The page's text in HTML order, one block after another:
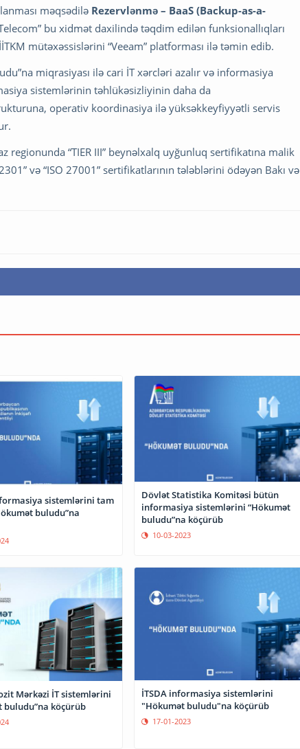
məqsədilə Rezervlənmə – BaaS (Backup-as-a-
bu xidmət daxilində təqdim edilən funksionallıqları
mütəxəssislərini “Veeam” platforması ilə təmin edib.
miqrasiyası ilə cari İT xərcləri azalır və informasiya
sistemlərinin təhlükəsizliyinin daha da
operativ koordinasiya ilə yüksəkkeyfiyyətli servis
regionunda “TIER III” beynəlxalq uyğunluq sertifikatına malik
və “ISO 27001” sertifikatlarının tələblərini ödəyən Bakı və
sistemlərini tam
buludu”na
Dövlət Statistika Komitəsi bütün
informasiya sistemlərini “Hökumət
buludu”na köçürüb
10-03-2023
Mərkəzi İT sistemlərini
buludu”na köçürüb
İTSDA informasiya sistemlərini
"Hökumət buludu"na köçürüb
17-01-2023